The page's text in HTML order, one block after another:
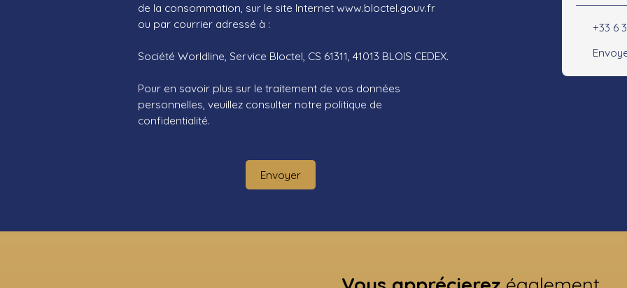
de la consommation, sur le site Internet www.bloctel.gouv.fr
ou par courrier adressé à :
Société Worldline, Service Bloctel, CS 61311, 41013 BLOIS CEDEX.
Pour en savoir plus sur le traitement de vos données
personnelles, veuillez consulter notre politique de
confidentialité.
Envoyer
+33 6